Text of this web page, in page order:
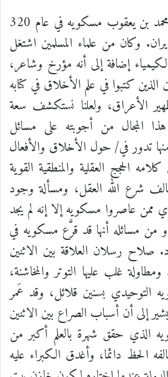
ولد أبو علي أحمد بن محمد بن يعقوب مسكويه في عام 320
وكان من علماء المسلمين اشتغل
إضافة إلى أنه مؤرخ وشاعر،
الذين كتبوا في علم الأخلاق في كتابه
الأعراق، ولعلنا نستكشف سعة
المجال من أجوبته على مسائل
تدور في/ حول الأخلاق والأفعال
الحجج العقلية والمنطقية القوية
شرع الله العقل، ومسألة وجود
ممن عاصروا مسكويه إلا إنه لم يجد
من مسائله أنها قد قرَّع مسكويه في
رسلان العلاقة بين الاثنين
غلب عليها التوتر والمخاشنة،
التوحيدي بسنين قلائل، وقد عَمر
هـ. ويشير إلى أن أسباب الصراع بين الاثنين
الذي حقق شهرة بالعلم أكبر من
الحظ دائما، وأغدق الكبراء عليه